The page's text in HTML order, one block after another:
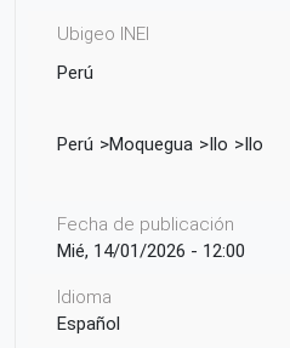
Ubigeo INEI
Perú
Perú Moquegua Ilo Ilo
Fecha de publicación
Mié, 14/01/2026 - 12:00
Idioma
Español